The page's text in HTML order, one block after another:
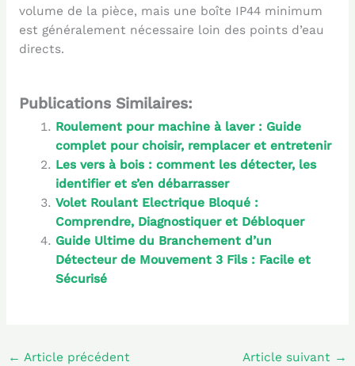
volume de la pièce, mais une boîte IP44 minimum
est généralement nécessaire loin des points d’eau
directs.
Publications Similaires:
Roulement pour machine à laver : Guide
complet pour choisir, remplacer et entretenir
Les vers à bois : comment les détecter, les
identifier et s’en débarrasser
Volet Roulant Electrique Bloqué :
Comprendre, Diagnostiquer et Débloquer
Guide Ultime du Branchement d’un
Détecteur de Mouvement 3 Fils : Facile et
Sécurisé
← Article précédent Article suivant →